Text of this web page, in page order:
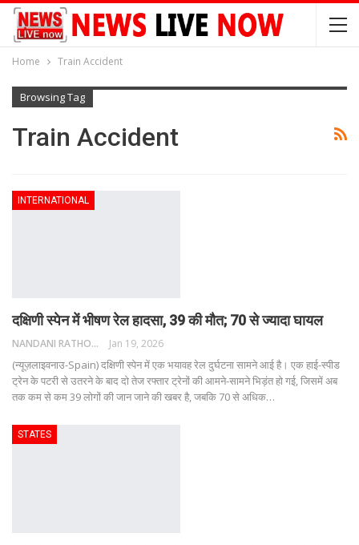
Home Train Accident
Browsing Tag
Train Accident
INTERNATIONAL
दक्षिणी स्पेन में भीषण रेल हादसा, 39 की मौत; 70 से ज्यादा घायल
NANDANI RATHORE Jan 19, 2026
(न्यूज़लाइवनाउ-Spain) दक्षिणी स्पेन में एक भयावह रेल दुर्घटना सामने आई है। एक हाई-स्पीड
ट्रेन के पटरी से उतरने के बाद दो तेज रफ्तार ट्रेनों की आमने-सामने भिड़ंत हो गई, जिसमें अब
तक कम से कम 39 लोगों की जान जाने की खबर है, जबकि 70 से अधिक…
STATES